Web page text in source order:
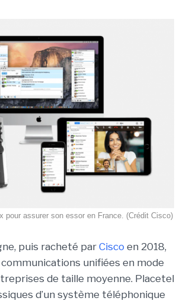
pour assurer son essor en France. (Crédit Cisco)
puis racheté par Cisco en 2018,
unifiées en mode
de taille moyenne. Placetel
d’un système téléphonique